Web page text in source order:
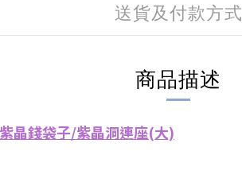
送貨及付款方式
商品描述
晶錢袋子/紫晶洞連座(大)